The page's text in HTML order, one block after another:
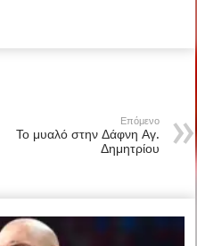
Επόμενο
Το μυαλό στην Δάφνη Αγ.
Δημητρίου